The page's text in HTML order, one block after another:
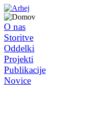
O nas
Storitve
Oddelki
Projekti
Publikacije
Novice